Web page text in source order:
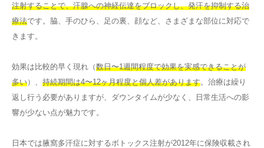
注射することで、汗腺への神経伝達をブロックし、発汗を抑制する治
療法です。脇、手のひら、足の裏、顔など、さまざまな部位に対応で
きます。
効果は比較的早く現れ（数日〜1週間程度で効果を実感できることが
多い）、 持続期間は4〜12ヶ月程度と個人差があります。治療は繰り
返し行う必要がありますが、ダウンタイムが少なく、日常生活への影
響が少ない点が魅力です。
日本では腋窩多汗症に対するボトックス注射が2012年に保険収載され